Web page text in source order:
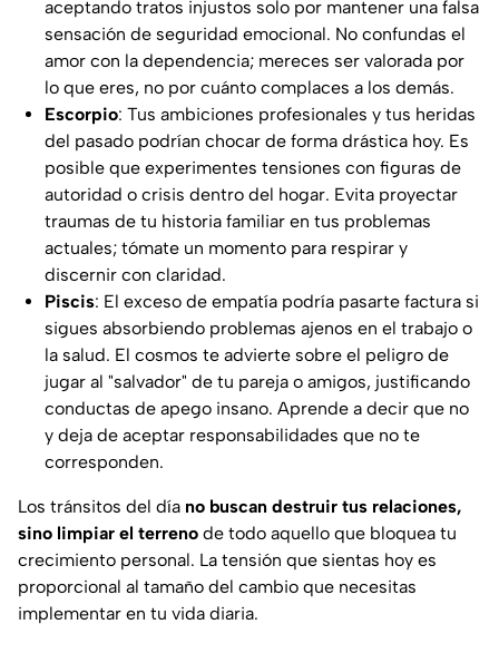
aceptando tratos injustos solo por mantener una falsa
sensación de seguridad emocional. No confundas el
amor con la dependencia; mereces ser valorada por
lo que eres, no por cuánto complaces a los demás.
Escorpio: Tus ambiciones profesionales y tus heridas
del pasado podrían chocar de forma drástica hoy. Es
posible que experimentes tensiones con figuras de
autoridad o crisis dentro del hogar. Evita proyectar
traumas de tu historia familiar en tus problemas
actuales; tómate un momento para respirar y
discernir con claridad.
Piscis: El exceso de empatía podría pasarte factura si
sigues absorbiendo problemas ajenos en el trabajo o
la salud. El cosmos te advierte sobre el peligro de
jugar al "salvador" de tu pareja o amigos, justificando
conductas de apego insano. Aprende a decir que no
y deja de aceptar responsabilidades que no te
corresponden.
Los tránsitos del día no buscan destruir tus relaciones,
sino limpiar el terreno de todo aquello que bloquea tu
crecimiento personal. La tensión que sientas hoy es
proporcional al tamaño del cambio que necesitas
implementar en tu vida diaria.